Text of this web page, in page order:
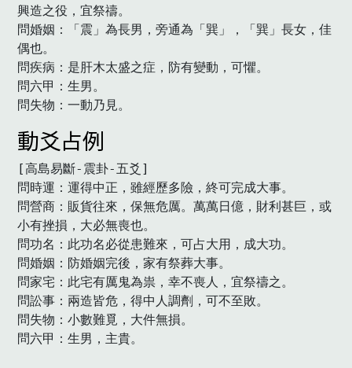
興造之役，宜祭禱。
問婚姻：「震」為長男，旁通為「巽」，「巽」長女，佳
偶也。
問疾病：是肝木太盛之症，防有變動，可懼。
問六甲：生男。
問失物：一動乃見。
動爻占例
[高島易斷-震卦-五爻]
問時運：運得中正，雖經歷多險，終可完成大事。
問營商：販貨往來，保無危厲。萬萬日億，財利甚巨，或
小有挫損，大必無喪也。
問功名：此功名必從患難來，可占大用，成大功。
問婚姻：防婚姻完後，家有祭葬大事。
問家宅：此宅有厲鬼為祟，幸不喪人，宜祭禱之。
問訟事：兩造皆危，得中人調劑，可不至敗。
問失物：小數難覓，大件無損。
問六甲：生男，主貴。